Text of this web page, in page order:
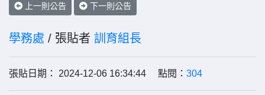
上一則公告 下一則公告
學務處 / 張貼者 訓育組長
張貼日期： 2024-12-06 16:34:44 點閱： 304